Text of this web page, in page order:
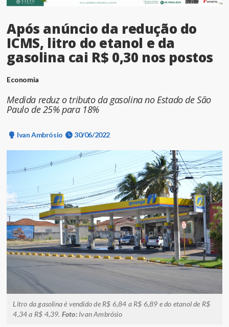
Após anúncio da redução do
ICMS, litro do etanol e da
gasolina cai R$ 0,30 nos postos
Economia
Medida reduz o tributo da gasolina no Estado de São
Paulo de 25% para 18%
Ivan Ambrósio 30/06/2022
Litro da gasolina é vendido de R$ 6,84 a R$ 6,89 e do etanol de R$
4,34 a R$ 4,39. Foto:Ivan Ambrósio